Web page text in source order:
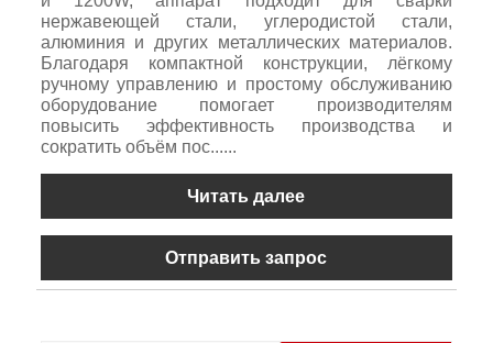
нержавеющей стали, углеродистой стали,
алюминия и других металлических материалов.
Благодаря компактной конструкции, лёгкому
ручному управлению и простому обслуживанию
оборудование помогает производителям
повысить эффективность производства и
сократить объём пос......
Читать далее
Отправить запрос